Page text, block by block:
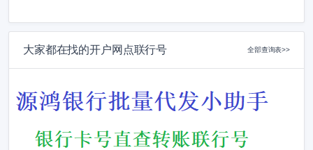
大家都在找的开户网点联行号 全部查询表>>